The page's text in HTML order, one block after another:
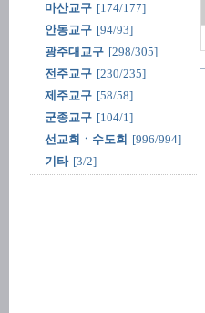
마산교구 [174/177]
안동교구 [94/93]
광주대교구 [298/305]
전주교구 [230/235]
제주교구 [58/58]
군종교구 [104/1]
선교회ㆍ수도회 [996/994]
기타 [3/2]